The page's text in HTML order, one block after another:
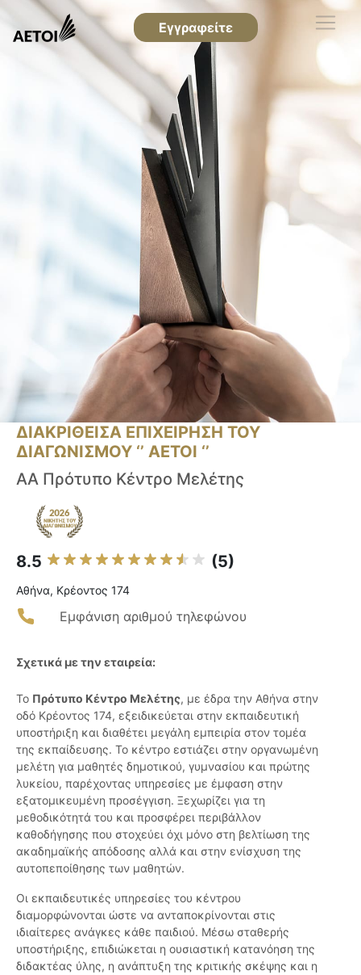
Εγγραφείτε
ΔΙΑΚΡΙΘΕΙΣΑ ΕΠΙΧΕΙΡΗΣΗ ΤΟΥ
ΔΙΑΓΩΝΙΣΜΟΥ ‘’ ΑΕΤΟΙ ‘’
AA Πρότυπο Κέντρο Μελέτης
8.5 (5)
Αθήνα, Κρέοντος 174
Εμφάνιση αριθμού τηλεφώνου
Σχετικά με την εταιρεία:
Το Πρότυπο Κέντρο Μελέτης, με έδρα την Αθήνα στην
οδό Κρέοντος 174, εξειδικεύεται στην εκπαιδευτική
υποστήριξη και διαθέτει μεγάλη εμπειρία στον τομέα
της εκπαίδευσης. Το κέντρο εστιάζει στην οργανωμένη
μελέτη για μαθητές δημοτικού, γυμνασίου και πρώτης
λυκείου, παρέχοντας υπηρεσίες με έμφαση στην
εξατομικευμένη προσέγγιση. Ξεχωρίζει για τη
μεθοδικότητά του και προσφέρει περιβάλλον
καθοδήγησης που στοχεύει όχι μόνο στη βελτίωση της
ακαδημαϊκής απόδοσης αλλά και στην ενίσχυση της
αυτοπεποίθησης των μαθητών.
Οι εκπαιδευτικές υπηρεσίες του κέντρου
διαμορφώνονται ώστε να ανταποκρίνονται στις
ιδιαίτερες ανάγκες κάθε παιδιού. Μέσω σταθερής
υποστήριξης, επιδιώκεται η ουσιαστική κατανόηση της
διδακτέας ύλης, η ανάπτυξη της κριτικής σκέψης και η